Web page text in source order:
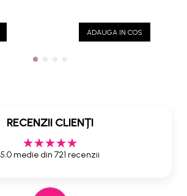
ADAUGA IN COS
RECENZII CLIENȚI
5.0 medie din 721 recenzii